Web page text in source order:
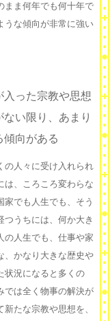
まま何年でも何十年で
うな傾向が非常に強い
入った宗教や思想
い限り、あまり
傾向がある
人々に受け入れられ
は、ころころ変わらな
家でも人生でも、そう
つうちには、何か大き
の人生でも、仕事や家
、かなり大きな歴史や
状況になると多くの
では全く物事の解決が
たな宗教や思想を、